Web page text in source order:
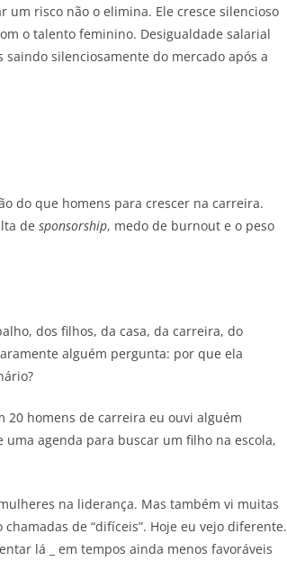
risco não o elimina. Ele cresce silencioso
o talento feminino. Desigualdade salarial
silenciosamente do mercado após a
do que homens para crescer na carreira.
de sponsorship, medo de burnout e o peso
dos filhos, da casa, da carreira, do
alguém pergunta: por que ela
20 homens de carreira eu ouvi alguém
agenda para buscar um filho na escola,
na liderança. Mas também vi muitas
de “difíceis”. Hoje eu vejo diferente.
lá _ em tempos ainda menos favoráveis